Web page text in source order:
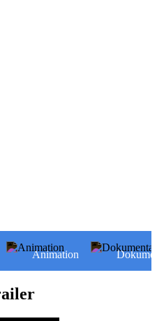
Animation